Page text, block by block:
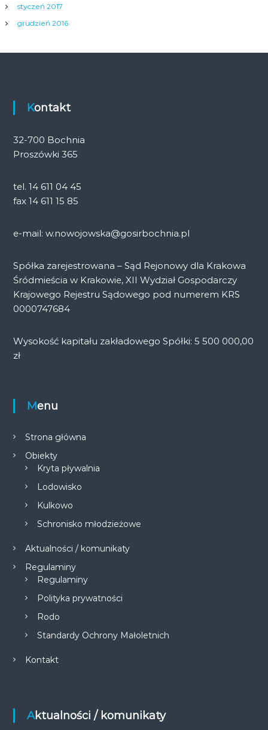
styczeń 2017
grudzień 2016
Kontakt
32-700 Bochnia
Proszówki 365
tel. 14 611 04 45
fax 14 611 15 85
e-mail: w.nowojowska@gosirbochnia.pl
Spółka zarejestrowana – Sąd Rejonowy dla Krakowa
Śródmieścia w Krakowie, XII Wydział Gospodarczy
Krajowego Rejestru Sądowego pod numerem KRS
0000747684
Wysokość kapitału zakładowego Spółki: 5 500 000,00
zł
Menu
Strona główna
Obiekty
Kryta pływalnia
Lodowisko
Kulkowo
Schronisko młodzieżowe
Aktualności / komunikaty
Regulaminy
Regulaminy
Polityka prywatności
Rodo
Standardy Ochrony Małoletnich
Kontakt
Aktualności / komunikaty